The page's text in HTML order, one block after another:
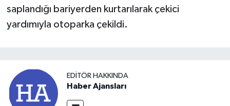
saplandığı bariyerden kurtarılarak çekici
yardımıyla otoparka çekildi.
EDITÖR HAKKINDA
Haber Ajansları